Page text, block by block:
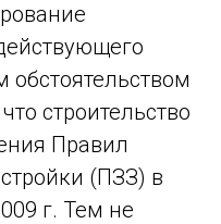
строительство
Правил
(ПЗЗ) в
г. Тем не